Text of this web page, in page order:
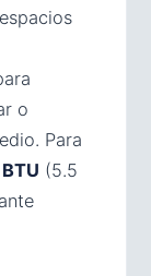
o
Para
(5.5